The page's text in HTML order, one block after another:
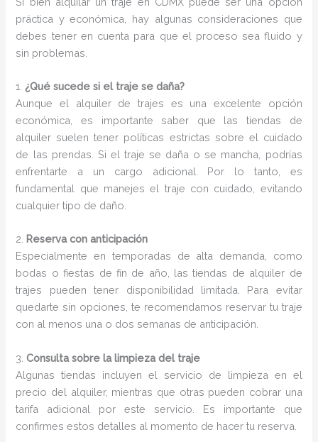
práctica y económica, hay algunas consideraciones que
debes tener en cuenta para que el proceso sea fluido y
sin problemas.
1. ¿Qué sucede si el traje se daña?
Aunque el alquiler de trajes es una excelente opción
económica, es importante saber que las tiendas de
alquiler suelen tener políticas estrictas sobre el cuidado
de las prendas. Si el traje se daña o se mancha, podrías
enfrentarte a un cargo adicional. Por lo tanto, es
fundamental que manejes el traje con cuidado, evitando
cualquier tipo de daño.
2. Reserva con anticipación
Especialmente en temporadas de alta demanda, como
bodas o fiestas de fin de año, las tiendas de alquiler de
trajes pueden tener disponibilidad limitada. Para evitar
quedarte sin opciones, te recomendamos reservar tu traje
con al menos una o dos semanas de anticipación.
3.Consulta sobre la limpieza del traje
Algunas tiendas incluyen el servicio de limpieza en el
precio del alquiler, mientras que otras pueden cobrar una
tarifa adicional por este servicio. Es importante que
confirmes estos detalles al momento de hacer tu reserva.